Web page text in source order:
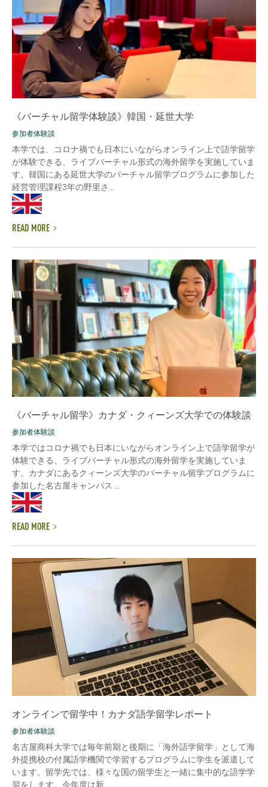
《バーチャル留学体験談》韓国・延世大学
参加者体験談
本学では、コロナ禍でも日本にいながらオンライン上で語学留学
が体験できる、ライブバーチャル形式の海外留学を実施していま
す。韓国にある延世大学のバーチャル留学プログラムに参加した
経営管理課程3年の野里さ...
READ MORE
《バーチャル留学》カナダ・クィーンズ大学での体験談
参加者体験談
本学ではコロナ禍でも日本にいながらオンライン上で語学留学が
体験できる、ライブバーチャル形式の海外留学を実施していま
す。カナダにあるクィーンズ大学のバーチャル留学プログラムに
参加した名古屋キャンパス ...
READ MORE
オンラインで留学中！カナダ語学留学レポート
参加者体験談
名古屋商科大学では毎年前期と後期に「海外語学留学」として海
外提携校の付属語学機関で学習するプログラムに学生を派遣して
います。留学先では、様々な国の留学生と一緒に集中的な語学学
習をします。今年度は新...